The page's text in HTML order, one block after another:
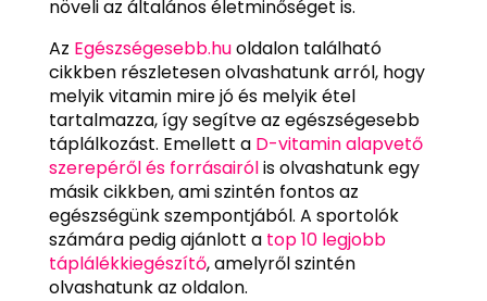
növeli az általános életminőséget is.
Az Egészségesebb.huoldalon található
cikkben részletesen olvashatunk arról, hogy
melyik vitamin mire jó és melyik étel
tartalmazza, így segítve az egészségesebb
táplálkozást. Emellett a D-vitamin alapvető
szerepéről és forrásairólis olvashatunk egy
másik cikkben, ami szintén fontos az
egészségünk szempontjából. A sportolók
számára pedig ajánlott a top 10 legjobb
táplálékkiegészítő, amelyről szintén
olvashatunk az oldalon.